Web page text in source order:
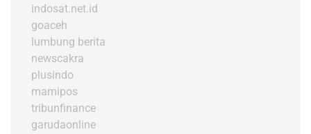
indosat.net.id
goaceh
lumbung berita
newscakra
plusindo
mamipos
tribunfinance
garudaonline